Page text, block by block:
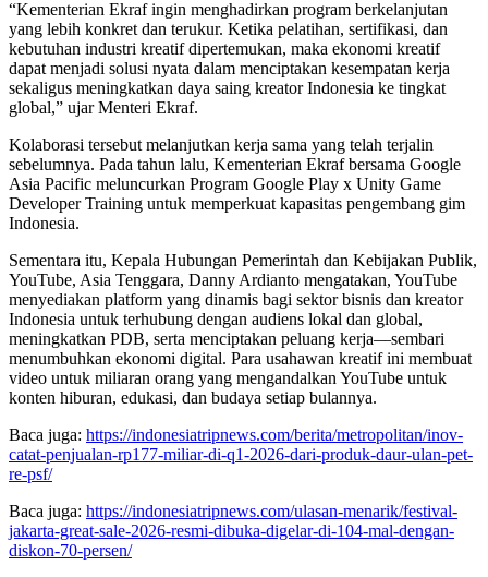
“Kementerian Ekraf ingin menghadirkan program berkelanjutan
yang lebih konkret dan terukur. Ketika pelatihan, sertifikasi, dan
kebutuhan industri kreatif dipertemukan, maka ekonomi kreatif
dapat menjadi solusi nyata dalam menciptakan kesempatan kerja
sekaligus meningkatkan daya saing kreator Indonesia ke tingkat
global,” ujar Menteri Ekraf.
Kolaborasi tersebut melanjutkan kerja sama yang telah terjalin
sebelumnya. Pada tahun lalu, Kementerian Ekraf bersama Google
Asia Pacific meluncurkan Program Google Play x Unity Game
Developer Training untuk memperkuat kapasitas pengembang gim
Indonesia.
Sementara itu, Kepala Hubungan Pemerintah dan Kebijakan Publik,
YouTube, Asia Tenggara, Danny Ardianto mengatakan, YouTube
menyediakan platform yang dinamis bagi sektor bisnis dan kreator
Indonesia untuk terhubung dengan audiens lokal dan global,
meningkatkan PDB, serta menciptakan peluang kerja—sembari
menumbuhkan ekonomi digital. Para usahawan kreatif ini membuat
video untuk miliaran orang yang mengandalkan YouTube untuk
konten hiburan, edukasi, dan budaya setiap bulannya.
Baca juga: https://indonesiatripnews.com/berita/metropolitan/inov-
catat-penjualan-rp177-miliar-di-q1-2026-dari-produk-daur-ulan-pet-
re-psf/
Baca juga: https://indonesiatripnews.com/ulasan-menarik/festival-
jakarta-great-sale-2026-resmi-dibuka-digelar-di-104-mal-dengan-
diskon-70-persen/